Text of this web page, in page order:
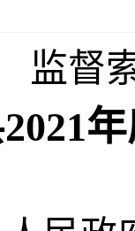
监督
2021